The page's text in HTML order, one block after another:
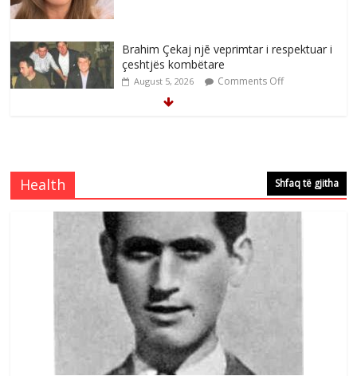
Brahim Çekaj njē veprimtar i respektuar i
çeshtjës kombëtare
August 5, 2026 Comments Off
e invalidëve në Fushë Kosovë
Comments Off
Çlirimtari Agron Gërvalla me takime pune
në atdhe të shoqerisë Levizja
August 3, 2026 Comments Off
Postim me vlera nga artistja e mirëfilltë
Mimoza Gjoni
August 6, 2026 Comments Off
Health Shfaq të gjitha